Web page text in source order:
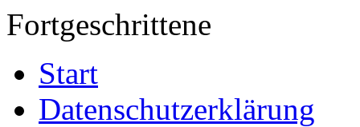
Start
Datenschutzerklärung